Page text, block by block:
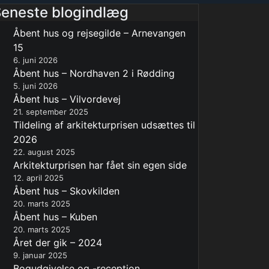
blogindlæg
Åbent hus og rejsegilde – Arnevangen
15
6. juni 2026
Åbent hus – Nordhaven 2 i Rødding
5. juni 2026
Åbent hus – Vilvordevej
21. september 2025
Tildeling af arkitekturprisen udsættes til
2026
22. august 2025
Arkitekturprisen har fået sin egen side
12. april 2025
Åbent hus – Skovkilden
20. marts 2025
Åbent hus – Kuben
20. marts 2025
Året der gik – 2024
9. januar 2025